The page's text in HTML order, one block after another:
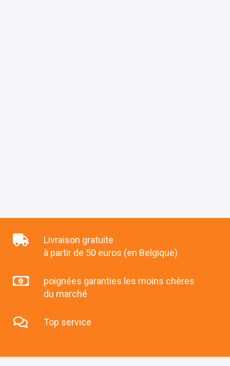
Livraison gratuite
à partir de 50 euros (en Belgique)
poignées garanties les moins chères
du marché
Top service